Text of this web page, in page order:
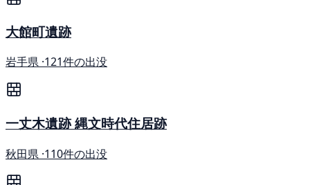
大館町遺跡
岩手県 ·121件の出没
一丈木遺跡 縄文時代住居跡
秋田県 ·110件の出没